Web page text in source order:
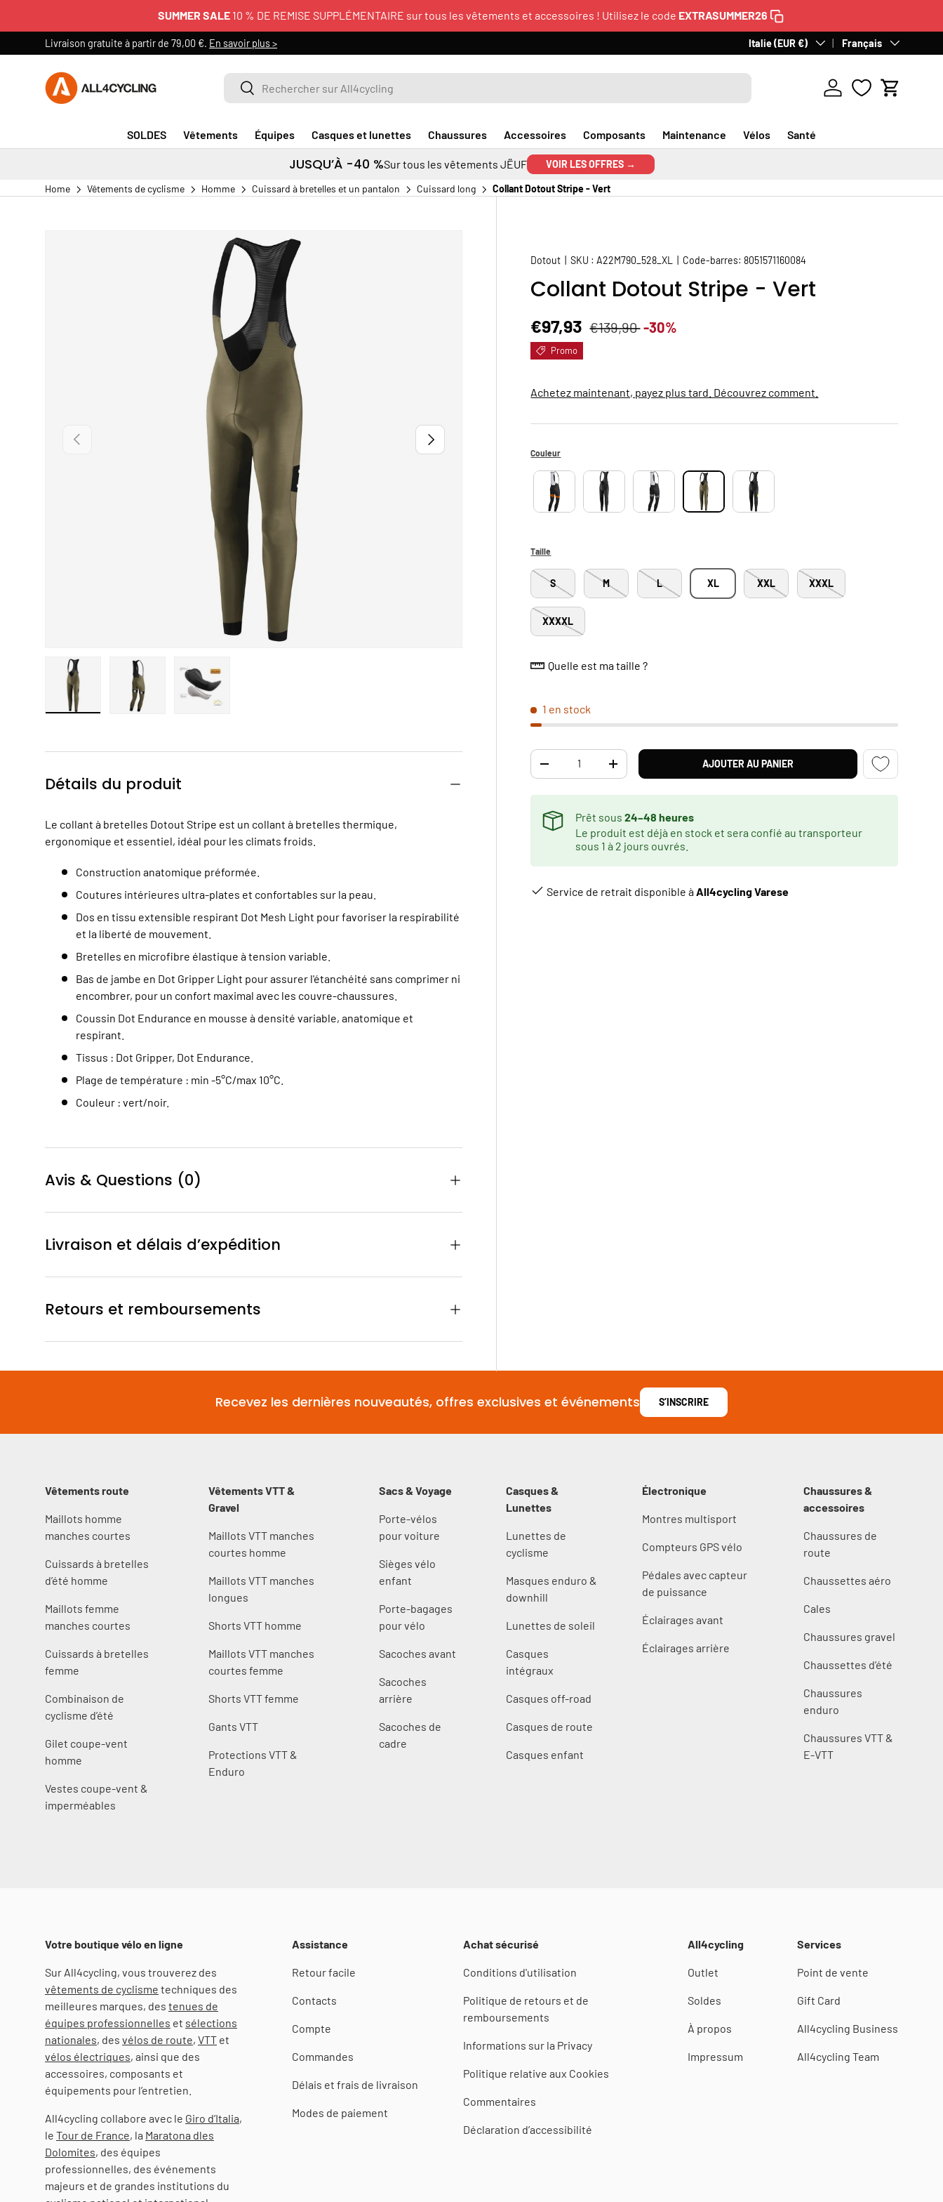
SUMMER SALE 10 % DE REMISE SUPPLÉMENTAIRE sur tous les vêtements et accessoires ! Utilisez le code EXTRASUMMER26
Livraison gratuite à partir de 79,00 €. En savoir plus > 60 jours pour les retours. Gratuits en Italie.
Pays
Italie (EUR €) LangueFrançais
Rechercher sur All4cycling
Rechercher
Se connecterPanier
SOLDES Vêtements Équipes Casques et lunettes Chaussures Accessoires Composants Maintenance Vélos Santé
JUSQU’À -40 %Sur tous les vêtements JËUF VOIR LES OFFRES →
Home Vêtements de cyclisme Homme Cuissard à bretelles et un pantalon Cuissard long Collant Dotout Stripe - Vert
PASSER AUX INFORMATIONS PRODUITS
PRÉCÉDENT SUIVANT
Dotout |SKU : A22M790_528_XL Code-barres: 8051571160084
Collant Dotout Stripe - Vert
Prix soldé
€97,93 Prix habituel
€139,90 -30%
Promo
Achetez maintenant, payez plus tard. Découvrez comment.
Couleur
Taille
S M L XL XXL XXXL
XXXXL
Quelle est ma taille ?
1 en stock
Qté
DIMINUER LA QUANTITÉAUGMENTER LA QUANTITÉAJOUTER AU PANIER
Prêt sous24–48 heures
Le produit est déjà en stock et sera confié au transporteur
sous 1 à 2 jours ouvrés.
Service de retrait disponible à All4cycling Varese
Détails du produit
Le collant à bretelles Dotout Stripe est un collant à bretelles thermique,
ergonomique et essentiel, idéal pour les climats froids.
Construction anatomique préformée.
Coutures intérieures ultra-plates et confortables sur la peau.
Dos en tissu extensible respirant Dot Mesh Light pour favoriser la respirabilité
et la liberté de mouvement.
Bretelles en microfibre élastique à tension variable.
Bas de jambe en Dot Gripper Light pour assurer l'étanchéité sans comprimer ni
encombrer, pour un confort maximal avec les couvre-chaussures.
Coussin Dot Endurance en mousse à densité variable, anatomique et
respirant.
Tissus : Dot Gripper, Dot Endurance.
Plage de température : min -5°C/max 10°C.
Couleur : vert/noir.
Avis & Questions (0)
Livraison et délais d’expédition
Retours et remboursements
Recevez les dernières nouveautés, offres exclusives et événements S’INSCRIRE
Vêtements route
Maillots homme
manches courtes
Cuissards à bretelles
d’été homme
Maillots femme
manches courtes
Cuissards à bretelles
femme
Combinaison de
cyclisme d’été
Gilet coupe-vent
homme
Vestes coupe-vent &
imperméables
Vêtements VTT &
Gravel
Maillots VTT manches
courtes homme
Maillots VTT manches
longues
Shorts VTT homme
Maillots VTT manches
courtes femme
Shorts VTT femme
Gants VTT
Protections VTT &
Enduro
Sacs & Voyage
Porte-vélos
pour voiture
Sièges vélo
enfant
Porte-bagages
pour vélo
Sacoches avant
Sacoches
arrière
Sacoches de
cadre
Casques &
Lunettes
Lunettes de
cyclisme
Masques enduro &
downhill
Lunettes de soleil
Casques
intégraux
Casques off-road
Casques de route
Casques enfant
Électronique
Montres multisport
Compteurs GPS vélo
Pédales avec capteur
de puissance
Éclairages avant
Éclairages arrière
Chaussures &
accessoires
Chaussures de
route
Chaussettes aéro
Cales
Chaussures gravel
Chaussettes d’été
Chaussures
enduro
Chaussures VTT &
E-VTT
Votre boutique vélo en ligne
Sur All4cycling, vous trouverez des
vêtements de cyclisme techniques des
meilleures marques, des tenues de
équipes professionnelles et sélections
nationales, des vélos de route, VTT et
vélos électriques, ainsi que des
accessoires, composants et
équipements pour l’entretien.
All4cycling collabore avec le Giro d’Italia,
le Tour de France, la Maratona dles
Dolomites, des équipes
professionnelles, des événements
majeurs et de grandes institutions du
Assistance
Retour facile
Contacts
Compte
Commandes
Délais et frais de livraison
Modes de paiement
Achat sécurisé
Conditions d'utilisation
Politique de retours et de
remboursements
Informations sur la Privacy
Politique relative aux Cookies
Commentaires
Déclaration d’accessibilité
All4cycling
Outlet
Soldes
À propos
Impressum
Services
Point de vente
Gift Card
All4cycling Business
All4cycling Team